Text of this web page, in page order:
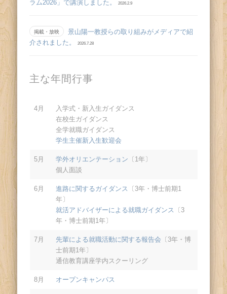
ラム2026」で講演しました。
2026.2.9
掲載・放映
景山陽一教授らの取り組みがメディアで紹
介されました。
2026.7.28
主な年間行事
4月
入学式・新入生ガイダンス
在校生ガイダンス
全学就職ガイダンス
学生主催新入生歓迎会
5月 学外オリエンテーション 〔1年〕
個人面談
6月 進路に関するガイダンス 〔3年・博士前期1
年〕
就活アドバイザーによる就職ガイダンス 〔3
年・博士前期1年〕
7月 先輩による就職活動に関する報告会 〔3年・博
士前期1年〕
通信教育講座学内スクーリング
8月 オープンキャンパス